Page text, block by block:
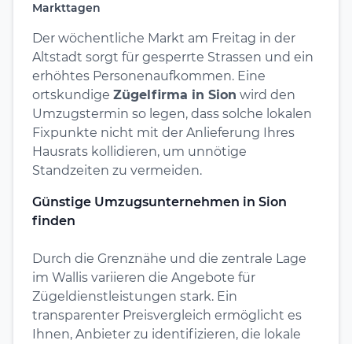
Markttagen
Der wöchentliche Markt am Freitag in der
Altstadt sorgt für gesperrte Strassen und ein
erhöhtes Personenaufkommen. Eine
ortskundige Zügelfirma in Sion wird den
Umzugstermin so legen, dass solche lokalen
Fixpunkte nicht mit der Anlieferung Ihres
Hausrats kollidieren, um unnötige
Standzeiten zu vermeiden.
Günstige Umzugsunternehmen in Sion
finden
Durch die Grenznähe und die zentrale Lage
im Wallis variieren die Angebote für
Zügeldienstleistungen stark. Ein
transparenter Preisvergleich ermöglicht es
Ihnen, Anbieter zu identifizieren, die lokale